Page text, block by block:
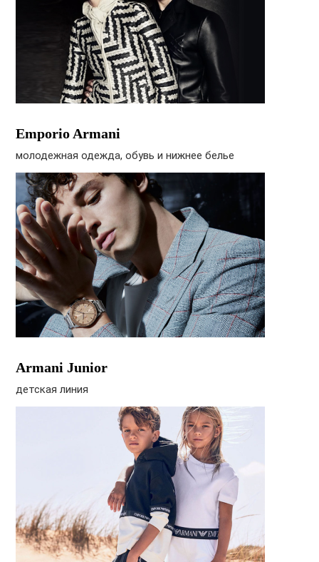
Emporio Armani
молодежная одежда, обувь и нижнее белье
Armani Junior
детская линия